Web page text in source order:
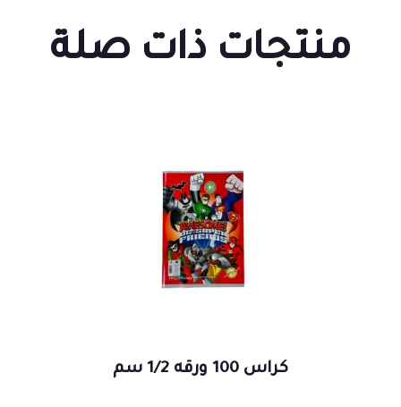
منتجات ذات صلة
كراس 100 ورقه 1/2 سم